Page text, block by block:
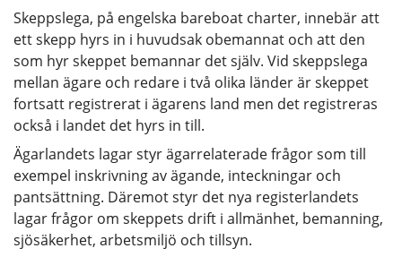
Skeppslega, på engelska bareboat charter, innebär att
ett skepp hyrs in i huvudsak obemannat och att den
som hyr skeppet bemannar det själv. Vid skeppslega
mellan ägare och redare i två olika länder är skeppet
fortsatt registrerat i ägarens land men det registreras
också i landet det hyrs in till.
Ägarlandets lagar styr ägarrelaterade frågor som till
exempel inskrivning av ägande, inteckningar och
pantsättning. Däremot styr det nya registerlandets
lagar frågor om skeppets drift i allmänhet, bemanning,
sjösäkerhet, arbetsmiljö och tillsyn.